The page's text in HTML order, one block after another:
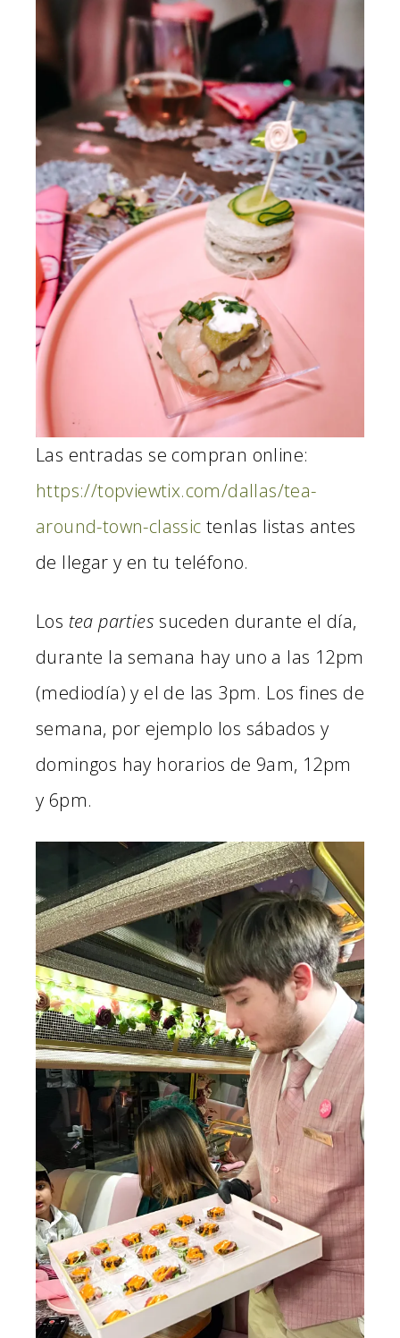
Las entradas se compran online:
https://topviewtix.com/dallas/tea-
around-town-classic tenlas listas antes
de llegar y en tu teléfono.
Los tea parties suceden durante el día,
durante la semana hay uno a las 12pm
(mediodía) y el de las 3pm. Los fines de
semana, por ejemplo los sábados y
domingos hay horarios de 9am, 12pm
y 6pm.